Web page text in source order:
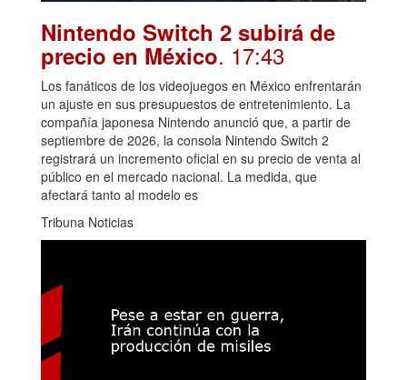
Nintendo Switch 2 subirá de
precio en México. 17:43
Los fanáticos de los videojuegos en México enfrentarán
un ajuste en sus presupuestos de entretenimiento. La
compañía japonesa Nintendo anunció que, a partir de
septiembre de 2026, la consola Nintendo Switch 2
registrará un incremento oficial en su precio de venta al
público en el mercado nacional. La medida, que
afectará tanto al modelo es
Tribuna Noticias